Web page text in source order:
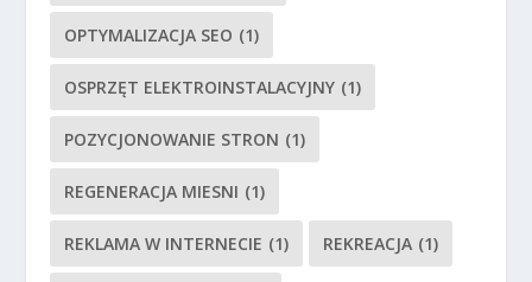
OPTYMALIZACJA SEO (1)
OSPRZĘT ELEKTROINSTALACYJNY (1)
POZYCJONOWANIE STRON (1)
REGENERACJA MIESNI (1)
REKLAMA W INTERNECIE (1) REKREACJA (1)